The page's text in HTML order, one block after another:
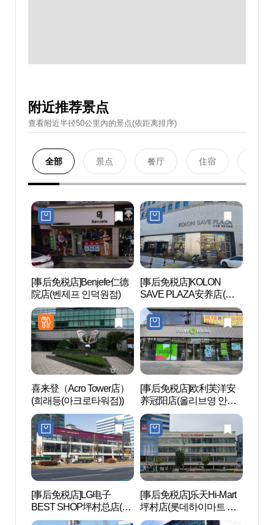
附近推荐景点
查看附近半径50公里內的景点(依距离排序)
全部 景点 餐厅 住宿
[事后免税店]Benjefe仁德
院店(벤제프 인덕원점)
[事后免税店]KOLON
SAVE PLAZA安养店(코
오롱세이브프라자 안양
점)
喜来登（Acro Tower店）
(희래등(아크로타워점))
[事后免税店]欧利芙洋安
养冠阳店(올리브영 안양
관양점)
[事后免税店]LG电子
BEST SHOP坪村总店(LG
전자 베스트샵 평촌본점)
[事后免税店]乐天Hi-Mart
坪村店(롯데하이마트 평
촌점)